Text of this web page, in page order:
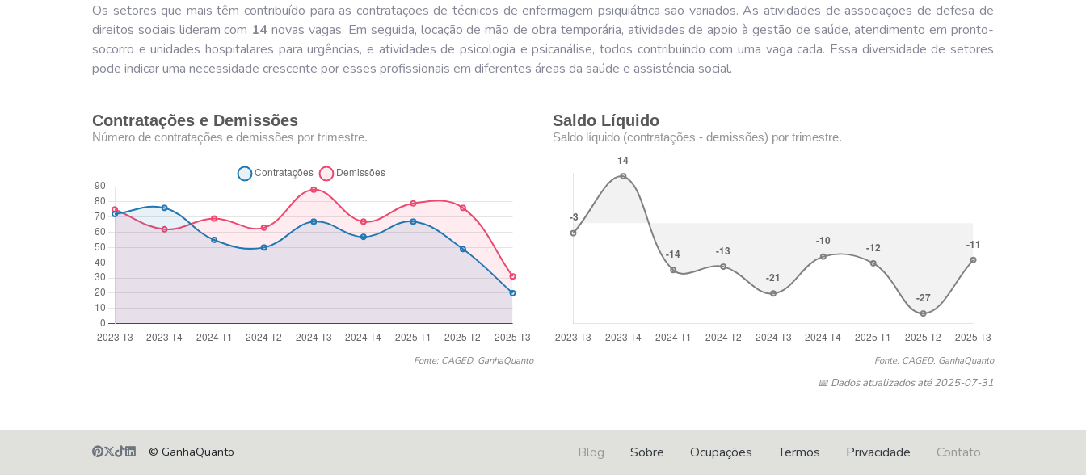
Os setores que mais têm contribuído para as contratações de técnicos de enfermagem psiquiátrica são variados. As atividades de associações de defesa de
direitos sociais lideram com 14 novas vagas. Em seguida, locação de mão de obra temporária, atividades de apoio à gestão de saúde, atendimento em pronto-
socorro e unidades hospitalares para urgências, e atividades de psicologia e psicanálise, todos contribuindo com uma vaga cada. Essa diversidade de setores
pode indicar uma necessidade crescente por esses profissionais em diferentes áreas da saúde e assistência social.
Contratações e Demissões
Número de contratações e demissões por trimestre.
Fonte: CAGED, GanhaQuanto
Saldo Líquido
Saldo líquido (contratações - demissões) por trimestre.
Fonte: CAGED, GanhaQuanto
📅 Dados atualizados até 2025-07-31
© GanhaQuanto Blog Sobre Ocupações Termos Privacidade Contato